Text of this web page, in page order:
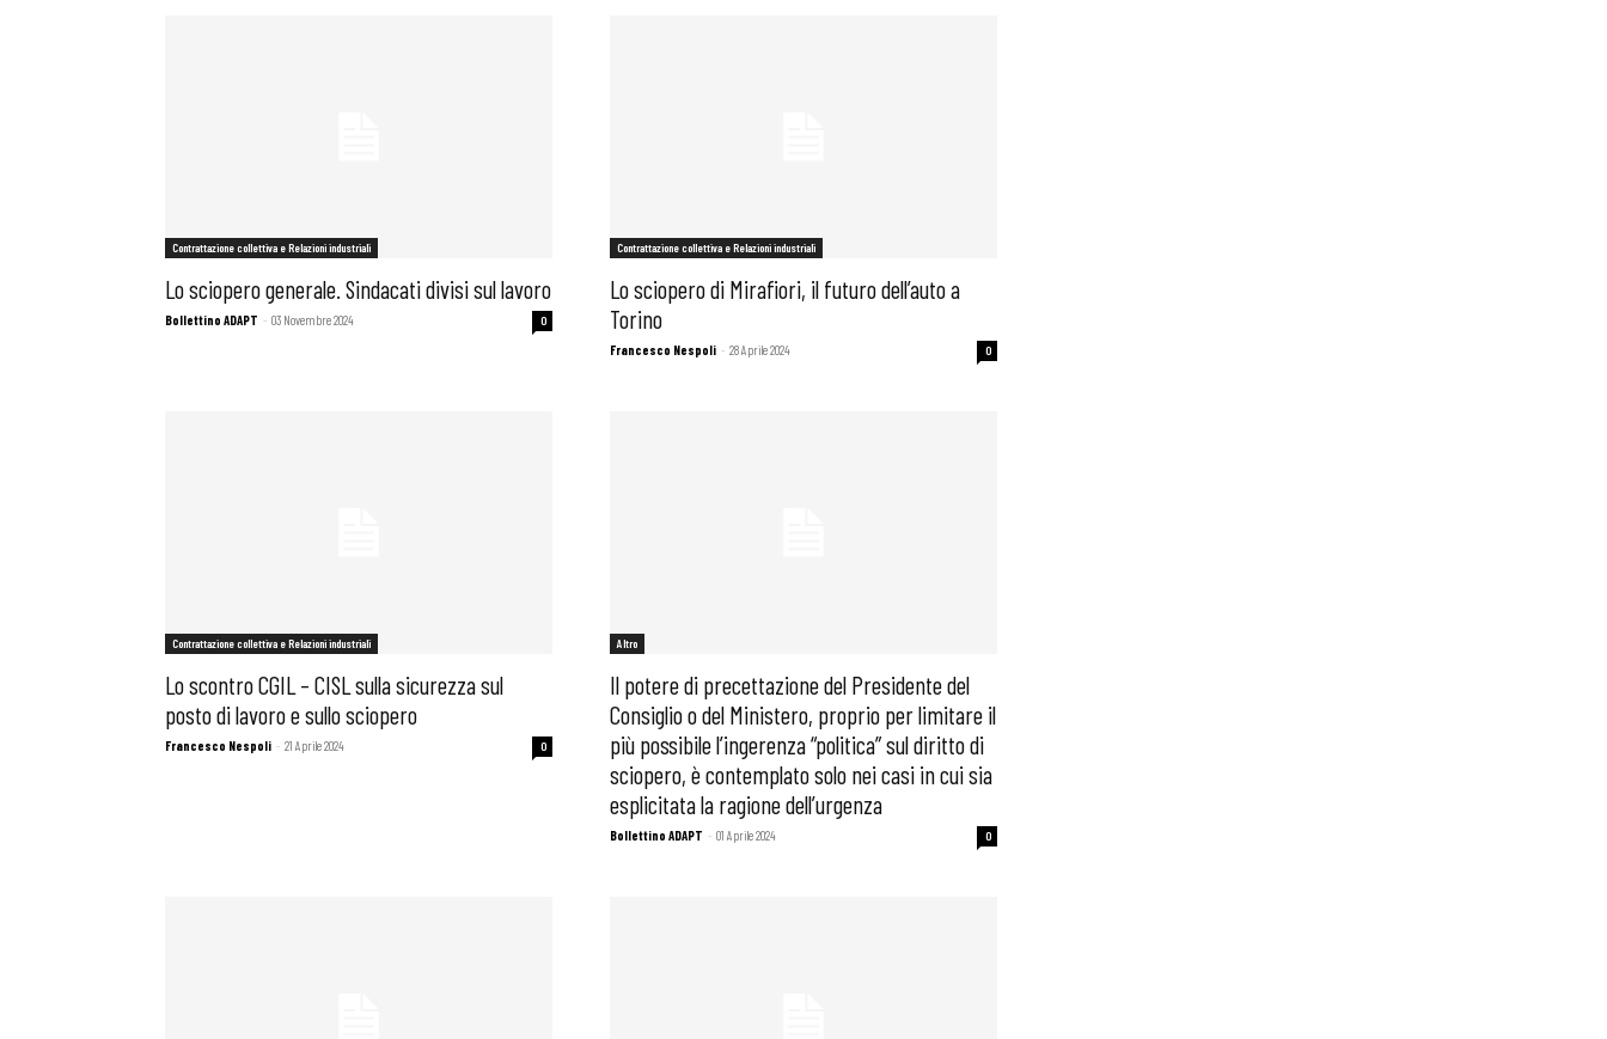
Osservatori
Contrattazione collettiva e Relazioni industriali
Lo sciopero generale. Sindacati divisi sul lavoro
Bollettino ADAPT - 03 Novembre 2024 0
Contrattazione collettiva e Relazioni industriali
Lo sciopero di Mirafiori, il futuro dell’auto a
Torino
Francesco Nespoli - 28 Aprile 2024 0
Contrattazione collettiva e Relazioni industriali
Lo scontro CGIL – CISL sulla sicurezza sul
posto di lavoro e sullo sciopero
Francesco Nespoli - 21 Aprile 2024 0
Altro
Il potere di precettazione del Presidente del
Consiglio o del Ministero, proprio per limitare il
più possibile l’ingerenza “politica” sul diritto di
sciopero, è contemplato solo nei casi in cui sia
esplicitata la ragione dell’urgenza
Bollettino ADAPT - 01 Aprile 2024 0